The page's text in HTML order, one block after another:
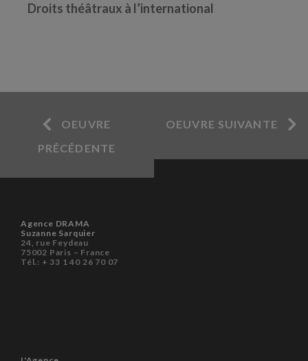
Droits théâtraux à l’international
OEUVRE
PRÉCÉDENTE
OEUVRE SUIVANTE
Agence DRAMA
Suzanne Sarquier
24, rue Feydeau
75002 Paris – France
Tél.: + 33 1 40 26 70 07